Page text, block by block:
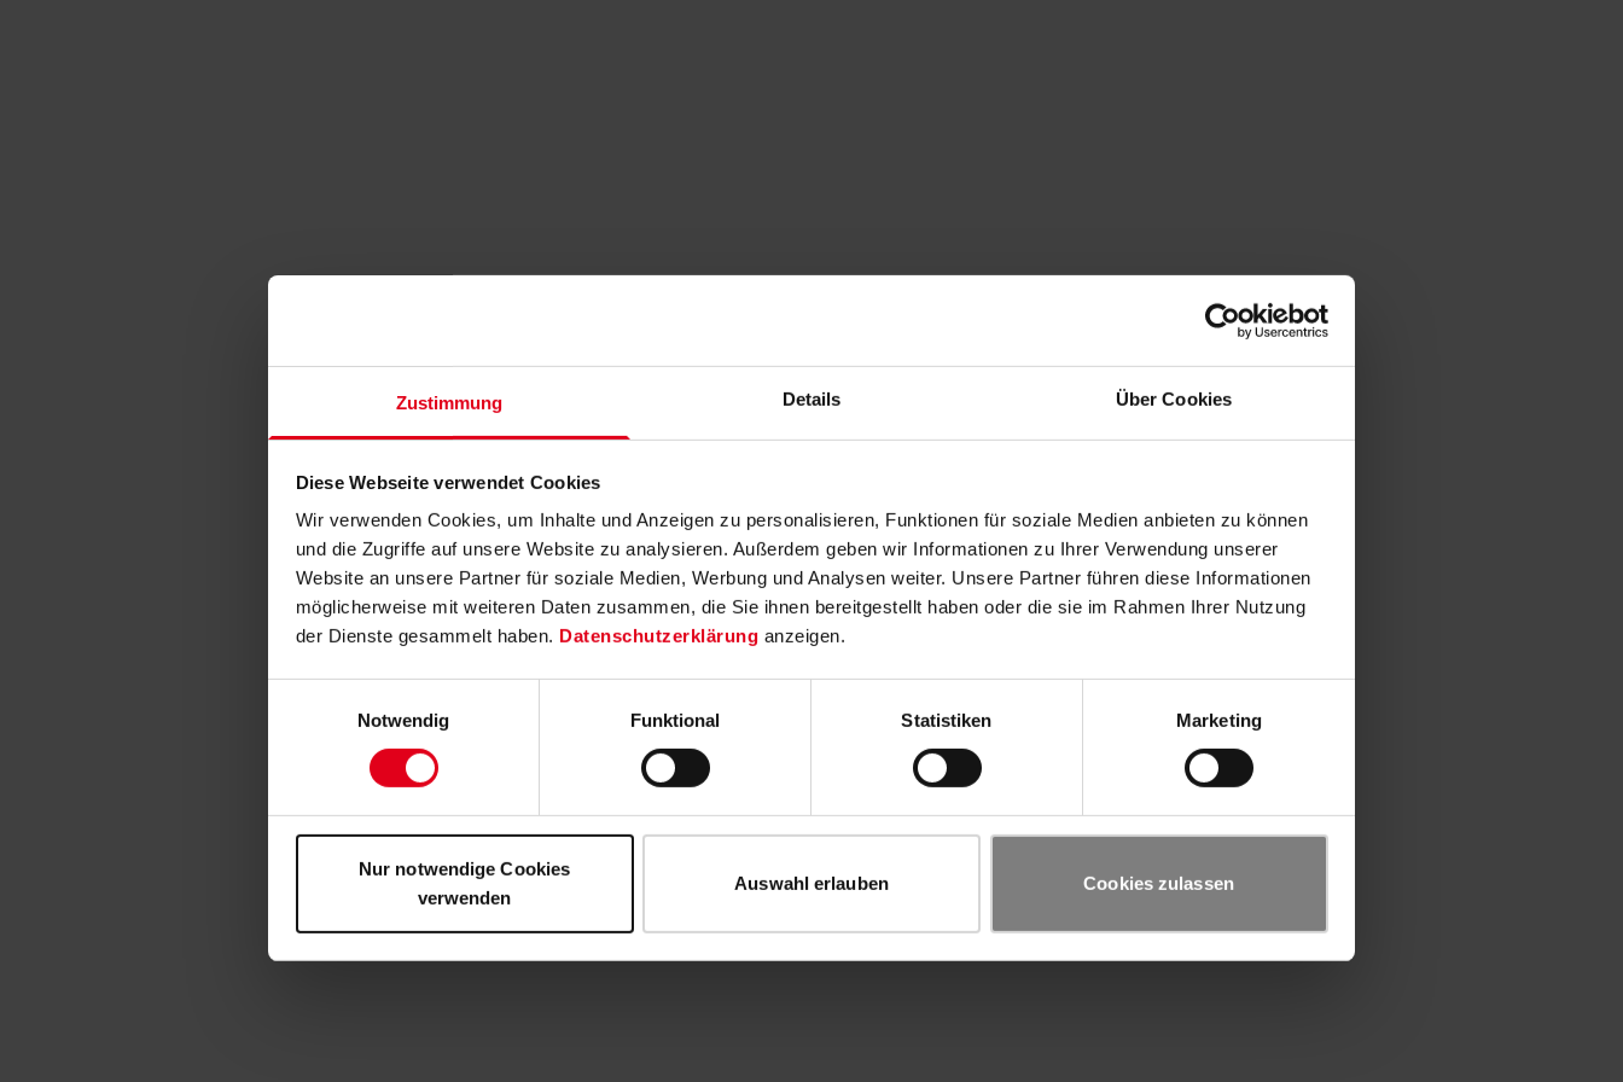
Zustimmung Details Über Cookies
Diese Webseite verwendet Cookies
Wir verwenden Cookies, um Inhalte und Anzeigen zu personalisieren, Funktionen für soziale Medien anbieten zu können
und die Zugriffe auf unsere Website zu analysieren. Außerdem geben wir Informationen zu Ihrer Verwendung unserer
Website an unsere Partner für soziale Medien, Werbung und Analysen weiter. Unsere Partner führen diese Informationen
möglicherweise mit weiteren Daten zusammen, die Sie ihnen bereitgestellt haben oder die sie im Rahmen Ihrer Nutzung
der Dienste gesammelt haben. Datenschutzerklärung anzeigen.
Notwendig
Funktional Statistiken Marketing
Nur notwendige Cookies
verwenden
Auswahl erlauben Cookies zulassen